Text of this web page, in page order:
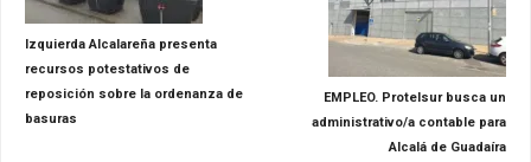
Izquierda Alcalareña presenta
recursos potestativos de
reposición sobre la ordenanza de
basuras
EMPLEO. Protelsur busca un
administrativo/a contable para
Alcalá de Guadaíra